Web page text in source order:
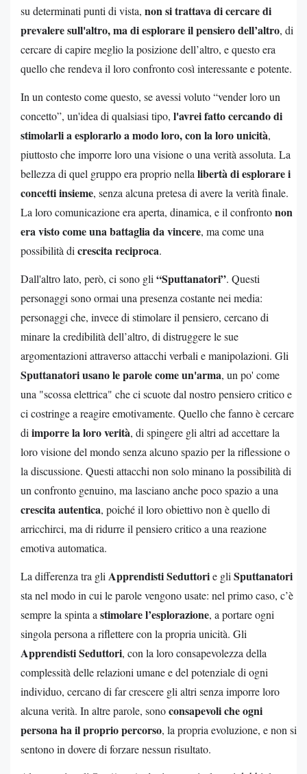
su determinati punti di vista, non si trattava di cercare di
prevalere sull'altro, ma di esplorare il pensiero dell’altro, di
cercare di capire meglio la posizione dell’altro, e questo era
quello che rendeva il loro confronto così interessante e potente.
In un contesto come questo, se avessi voluto “vender loro un
concetto”, un'idea di qualsiasi tipo, l'avrei fatto cercando di
stimolarli a esplorarlo a modo loro, con la loro unicità,
piuttosto che imporre loro una visione o una verità assoluta. La
bellezza di quel gruppo era proprio nella libertà di esplorare i
concetti insieme, senza alcuna pretesa di avere la verità finale.
La loro comunicazione era aperta, dinamica, e il confrontonon
era visto come una battaglia da vincere, ma come una
possibilità di crescita reciproca.
Dall'altro lato, però, ci sono gli “Sputtanatori”. Questi
personaggi sono ormai una presenza costante nei media:
personaggi che, invece di stimolare il pensiero, cercano di
minare la credibilità dell’altro, di distruggere le sue
argomentazioni attraverso attacchi verbali e manipolazioni. Gli
Sputtanatori usano le parole come un'arma, un po' come
una "scossa elettrica" che ci scuote dal nostro pensiero critico e
ci costringe a reagire emotivamente. Quello che fanno è cercare
di imporre la loro verità, di spingere gli altri ad accettare la
loro visione del mondo senza alcuno spazio per la riflessione o
la discussione. Questi attacchi non solo minano la possibilità di
un confronto genuino, ma lasciano anche poco spazio a una
crescita autentica, poiché il loro obiettivo non è quello di
arricchirci, ma di ridurre il pensiero critico a una reazione
emotiva automatica.
La differenza tra gli Apprendisti Seduttorie gli Sputtanatori
sta nel modo in cui le parole vengono usate: nel primo caso, c’è
sempre la spinta a stimolare l’esplorazione, a portare ogni
singola persona a riflettere con la propria unicità. Gli
Apprendisti Seduttori, con la loro consapevolezza della
complessità delle relazioni umane e del potenziale di ogni
individuo, cercano di far crescere gli altri senza imporre loro
alcuna verità. In altre parole, sonoconsapevoli che ogni
persona ha il proprio percorso, la propria evoluzione, e non si
sentono in dovere di forzare nessun risultato.